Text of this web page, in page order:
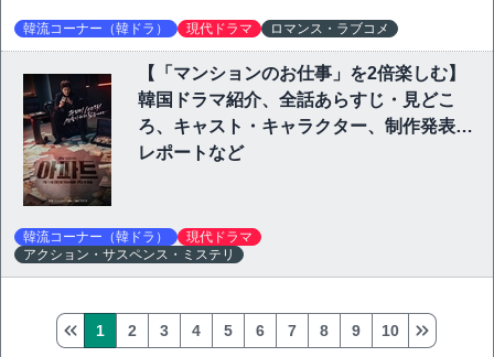
韓流コーナー（韓ドラ） 現代ドラマ ロマンス・ラブコメ
【「マンションのお仕事」を2倍楽しむ】
韓国ドラマ紹介、全話あらすじ・見どこ
ろ、キャスト・キャラクター、制作発表会
レポートなど
韓流コーナー（韓ドラ）
現代ドラマ
アクション・サスペンス・ミステリ
1 2 3 4 5 6 7 8 9 10